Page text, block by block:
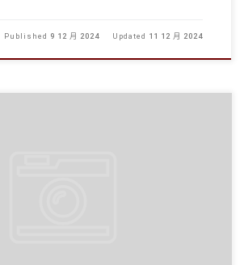
Published 9 12 月 2024 Updated 11 12 月 2024